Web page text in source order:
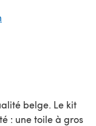
belge. Le kit
: une toile à gros